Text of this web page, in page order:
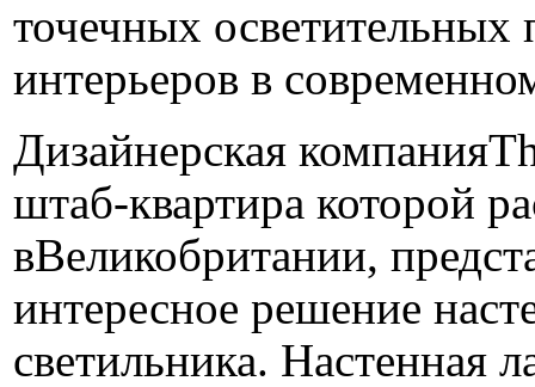
точечных осветительных
интерьеров в
Дизайнерская
штаб-квартира которой
вВеликобритании,
интересное решение
светильника. Настенная